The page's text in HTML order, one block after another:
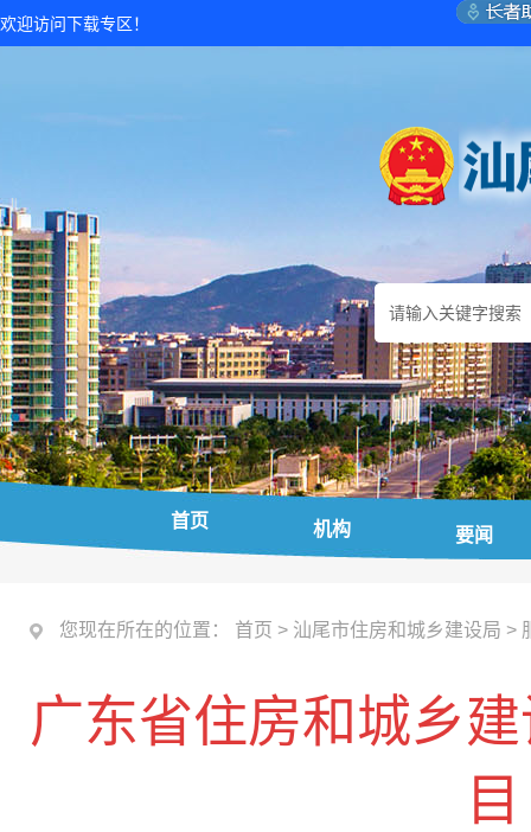
欢迎访问下载专区！
首页 机构 要闻
您现在所在的位置： 首页 > 汕尾市住房和城乡建设局 >
广东省住房和城乡